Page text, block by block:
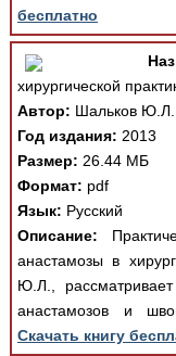
бесплатно
хирургической
Автор: Шальков Ю.Л.
Год издания: 2013
Размер: 26.44 МБ
Формат: pdf
Язык: Русский
Описание:
анастамозы в
Ю.Л.,
анастамозов и
Скачать книгу